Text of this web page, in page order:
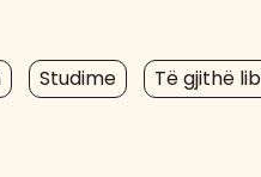
Studime
Të gjithë